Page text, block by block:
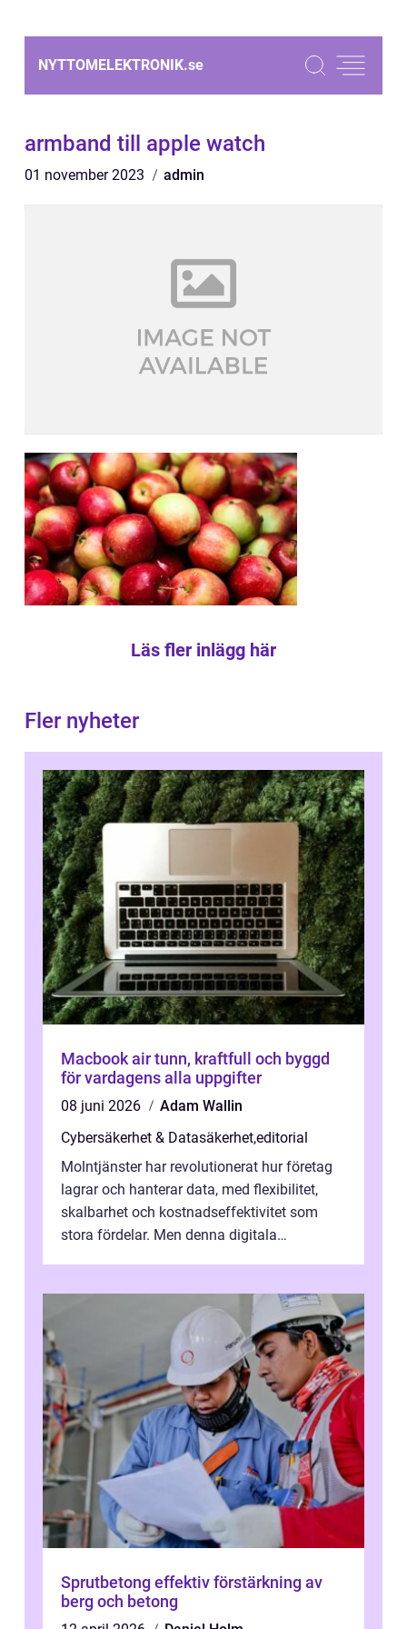
NYTTOMELEKTRONIK.se
armband till apple watch
01 november 2023 admin
Läs fler inlägg här
Fler nyheter
Macbook air tunn, kraftfull och byggd
för vardagens alla uppgifter
08 juni 2026
Adam Wallin
Cybersäkerhet & Datasäkerhet,editorial
Molntjänster har revolutionerat hur företag
lagrar och hanterar data, med flexibilitet,
skalbarhet och kostnadseffektivitet som
stora fördelar. Men denna digitala
Sprutbetong effektiv förstärkning av
berg och betong